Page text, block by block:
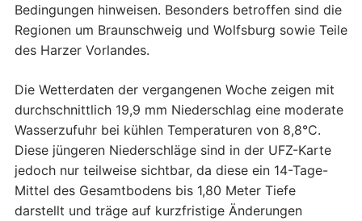
Bedingungen hinweisen. Besonders betroffen sind die
Regionen um Braunschweig und Wolfsburg sowie Teile
des Harzer Vorlandes.
Die Wetterdaten der vergangenen Woche zeigen mit
durchschnittlich 19,9 mm Niederschlag eine moderate
Wasserzufuhr bei kühlen Temperaturen von 8,8°C.
Diese jüngeren Niederschläge sind in der UFZ-Karte
jedoch nur teilweise sichtbar, da diese ein 14-Tage-
Mittel des Gesamtbodens bis 1,80 Meter Tiefe
darstellt und träge auf kurzfristige Änderungen